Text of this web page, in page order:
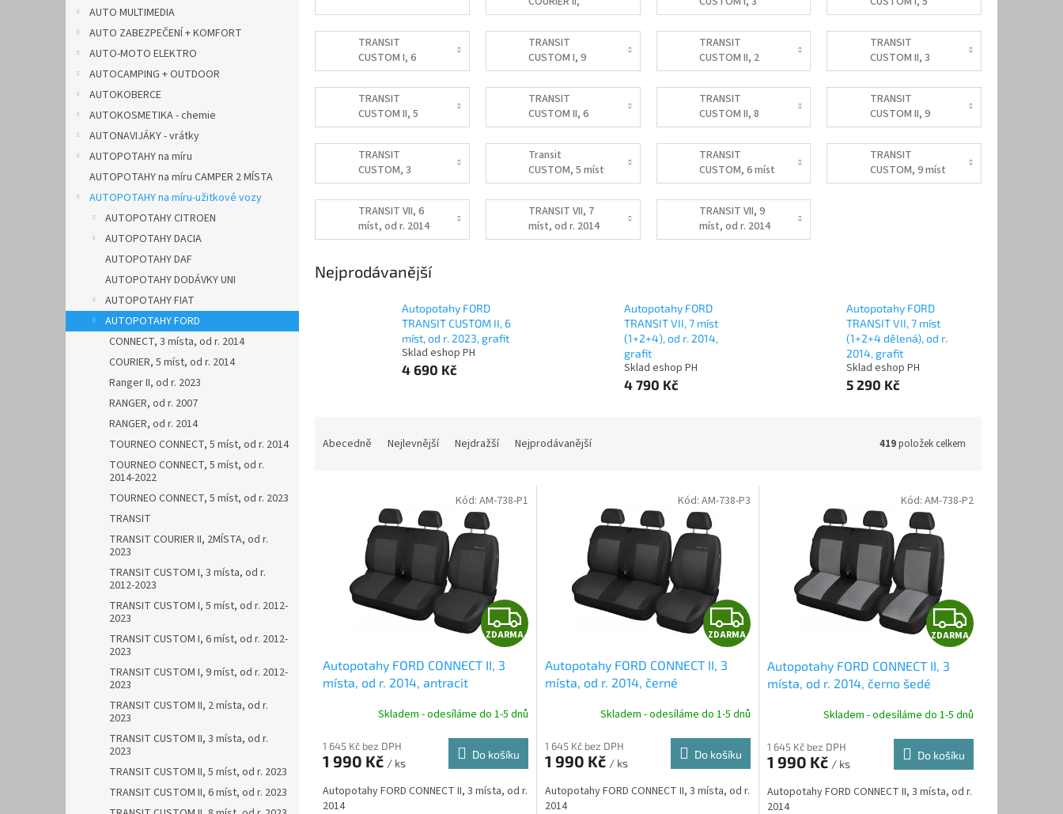
AUTO MULTIMEDIA
AUTO ZABEZPEČENÍ + KOMFORT
AUTO-MOTO ELEKTRO
AUTOCAMPING + OUTDOOR
AUTOKOBERCE
AUTOKOSMETIKA - chemie
AUTONAVIJÁKY - vrátky
AUTOPOTAHY na míru
AUTOPOTAHY na míru CAMPER 2 MÍSTA
AUTOPOTAHY na míru-užitkové vozy
AUTOPOTAHY CITROEN
AUTOPOTAHY DACIA
AUTOPOTAHY DAF
AUTOPOTAHY DODÁVKY UNI
AUTOPOTAHY FIAT
AUTOPOTAHY FORD
CONNECT, 3 místa, od r. 2014
COURIER, 5 míst, od r. 2014
Ranger II, od r. 2023
RANGER, od r. 2007
RANGER, od r. 2014
TOURNEO CONNECT, 5 míst, od r. 2014
TOURNEO CONNECT, 5 míst, od r.
2014-2022
TOURNEO CONNECT, 5 míst, od r. 2023
TRANSIT
TRANSIT COURIER II, 2MÍSTA, od r.
2023
TRANSIT CUSTOM I, 3 místa, od r.
2012-2023
TRANSIT CUSTOM I, 5 míst, od r. 2012-
2023
TRANSIT CUSTOM I, 6 míst, od r. 2012-
2023
TRANSIT CUSTOM I, 9 míst, od r. 2012-
2023
TRANSIT CUSTOM II, 2 místa, od r.
2023
TRANSIT CUSTOM II, 3 místa, od r.
2023
TRANSIT CUSTOM II, 5 míst, od r. 2023
TRANSIT CUSTOM II, 6 míst, od r. 2023
2MÍSTA, od r.
2023
místa, od r.
2012-2023
míst, od r. 2012-
2023
TRANSIT
CUSTOM I, 6
míst, od r. 2012-
2023
TRANSIT
CUSTOM I, 9
míst, od r. 2012-
2023
TRANSIT
CUSTOM II, 2
místa, od r. 2023
TRANSIT
CUSTOM II, 3
místa, od r. 2023
TRANSIT
CUSTOM II, 5
míst, od r. 2023
TRANSIT
CUSTOM II, 6
míst, od r. 2023
TRANSIT
CUSTOM II, 8
míst, od r. 2023
TRANSIT
CUSTOM II, 9
míst, od r. 2023
TRANSIT
CUSTOM, 3
místa
Transit
CUSTOM, 5 míst
TRANSIT
CUSTOM, 6 míst
TRANSIT
CUSTOM, 9 míst
TRANSIT VII, 6
míst, od r. 2014
TRANSIT VII, 7
míst, od r. 2014
TRANSIT VII, 9
míst, od r. 2014
Nejprodávanější
Autopotahy FORD
TRANSIT CUSTOM II, 6
míst, od r. 2023, grafit
Sklad eshop PH
4 690 Kč
Autopotahy FORD
TRANSIT VII, 7 míst
(1+2+4), od r. 2014,
grafit
Sklad eshop PH
4 790 Kč
Autopotahy FORD
TRANSIT VII, 7 míst
(1+2+4 dělená), od r.
2014, grafit
Sklad eshop PH
5 290 Kč
Abecedně Nejlevnější Nejdražší Nejprodávanější 419položek celkem
Z
D
R
M
A
ZDARMA
Autopotahy FORD CONNECT II, 3
místa, od r. 2014, antracit
Skladem - odesíláme do 1-5 dnů
1 645 Kč bez DPH
1 990 Kč / ks
Do košíku
Autopotahy FORD CONNECT II, 3 místa, od r.
2014
Kód: AM-738-P1
Z
D
R
M
A
ZDARMA
Autopotahy FORD CONNECT II, 3
místa, od r. 2014, černé
Skladem - odesíláme do 1-5 dnů
1 645 Kč bez DPH
1 990 Kč / ks
Do košíku
Autopotahy FORD CONNECT II, 3 místa, od r.
2014
Kód: AM-738-P3
Z
D
R
A
ZDARMA
Autopotahy FORD CONNECT II, 3
místa, od r. 2014, černo šedé
Skladem - odesíláme do 1-5 dnů
1 645 Kč bez DPH
1 990 Kč / ks
Do košíku
Autopotahy FORD CONNECT II, 3 místa, od r.
2014
Kód: AM-738-P2